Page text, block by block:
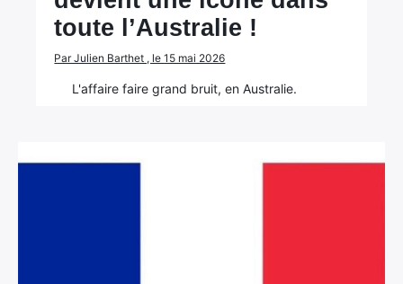
toute l’Australie !
Par Julien Barthet , le 15 mai 2026
L'affaire faire grand bruit, en Australie.